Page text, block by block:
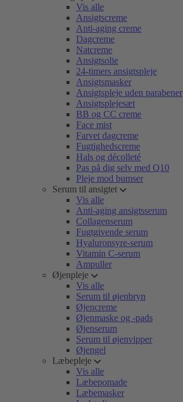
Vis alle
Ansigtscreme
Anti-aging creme
Dagcreme
Natcreme
Ansigtsolie
24-timers ansigtspleje
Ansigtsmasker
Ansigtspleje uden parabener
Ansigtsplejesæt
BB og CC creme
Face mist
Farvet dagcreme
Fugtighedscreme
Hals og décolleté
Pas på dig selv med Q10
Pleje mod bumser
Serum til ansigtet
Vis alle
Anti-aging ansigtsserum
Collagenserum
Fugtgivende serum
Hyaluronsyre-serum
Vitamin C-serum
Ampuller
Øjenpleje
Vis alle
Serum til øjenbryn
Øjencreme
Øjenmaske og -pads
Øjenserum
Serum til øjenvipper
Øjengel
Læbepleje
Vis alle
Læbepomade
Læbemasker